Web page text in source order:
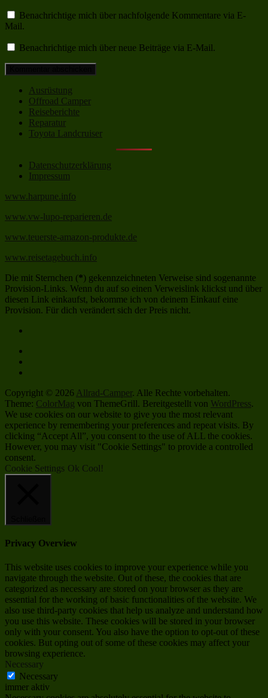
Benachrichtige mich über nachfolgende Kommentare via E-
Mail.
Benachrichtige mich über neue Beiträge via E-Mail.
Ausrüstung
Offroad Camper
Reiseberichte
Reparatur
Toyota Landcruiser
Datenschutzerklärung
Impressum
www.harpune.info
www.vw-lupo-reparieren.de
www.teuerste-amazon-produkte.de
www.reisetagebuch.info
Die mit Sternchen (*) gekennzeichneten Verweise sind sogenannte
Provision-Links. Wenn du auf so einen Verweislink klickst und über
diesen Link einkaufst, bekomme ich von deinem Einkauf eine
Provision. Für dich verändert sich der Preis nicht.
Copyright © 2026 Allrad-Camper. Alle Rechte vorbehalten.
Theme: ColorMag von ThemeGrill. Bereitgestellt von WordPress.
We use cookies on our website to give you the most relevant
experience by remembering your preferences and repeat visits. By
clicking “Accept All”, you consent to the use of ALL the cookies.
However, you may visit "Cookie Settings" to provide a controlled
consent.
Cookie Settings Ok Cool!
Privacy Overview
This website uses cookies to improve your experience while you
navigate through the website. Out of these, the cookies that are
categorized as necessary are stored on your browser as they are
essential for the working of basic functionalities of the website. We
also use third-party cookies that help us analyze and understand how
you use this website. These cookies will be stored in your browser
only with your consent. You also have the option to opt-out of these
cookies. But opting out of some of these cookies may affect your
browsing experience.
Necessary
Necessary
immer aktiv